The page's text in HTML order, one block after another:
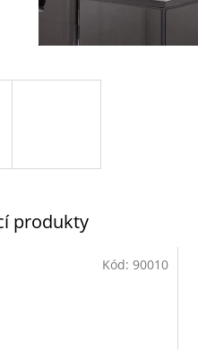
produkty
Kód: 90010